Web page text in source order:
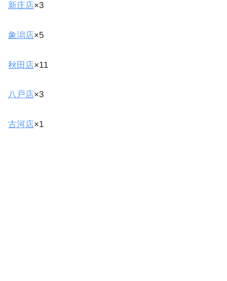
新庄店×3
象潟店×5
秋田店×11
八戸店×3
古河店×1